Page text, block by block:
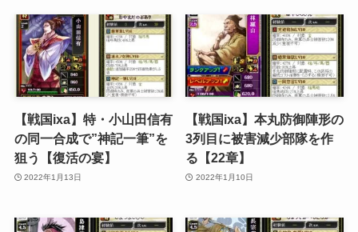
【戦国ixa】特・小山田信有
の同一合成で”神記一筆”を
狙う【復活の宴】
2022年1月13日
【戦国ixa】本丸防御陣形の
3列目に被害減少部隊を作
る【22章】
2022年1月10日